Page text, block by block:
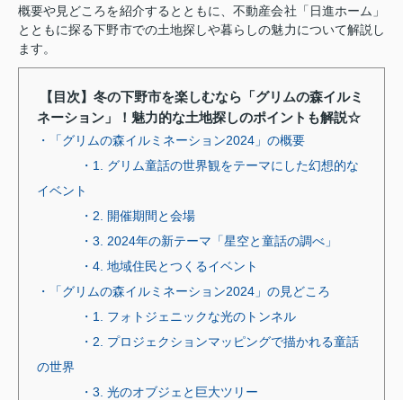
概要や見どころを紹介するとともに、不動産会社「日進ホーム」
とともに探る下野市での土地探しや暮らしの魅力について解説し
ます。
【目次】冬の下野市を楽しむなら「グリムの森イルミ
ネーション」！魅力的な土地探しのポイントも解説☆
・「グリムの森イルミネーション2024」の概要
・1. グリム童話の世界観をテーマにした幻想的な
イベント
・2. 開催期間と会場
・3. 2024年の新テーマ「星空と童話の調べ」
・4. 地域住民とつくるイベント
・「グリムの森イルミネーション2024」の見どころ
・1. フォトジェニックな光のトンネル
・2. プロジェクションマッピングで描かれる童話
の世界
・3. 光のオブジェと巨大ツリー